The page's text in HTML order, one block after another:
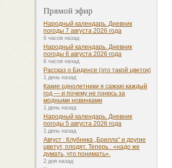
Прямой эфир
Народный календарь. Дневник
погоды 7 августа 2026 года
6 часов назад
Народный календарь. Дневник
погоды 6 августа 2026 года
6 часов назад
Рассказ о Биденсе (это такой цветок)
1 день назад
Какие однолетники я сажаю каждый
год — и почему не гонюсь за
модными новинками
1 день назад
Народный календарь. Дневник
погоды 5 августа 2026 года
1 день назад
Август : Клубника „Брилла“ и другие
цветут, плодят. Теперь : «надо же
думать, что понимать».
2 дня назад